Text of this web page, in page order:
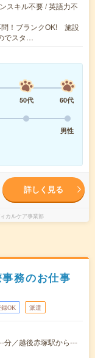
スキル不要 / 英語力不
問！ブランクOK! 施設
でスタ…
50代
60代
男性
詳しく見る
カルケア事業部
務のお仕事
録OK 派遣
分／越後赤塚駅から---